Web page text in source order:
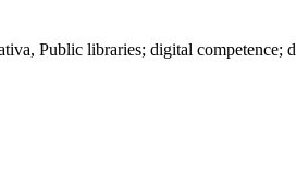
Public libraries; digital competence;